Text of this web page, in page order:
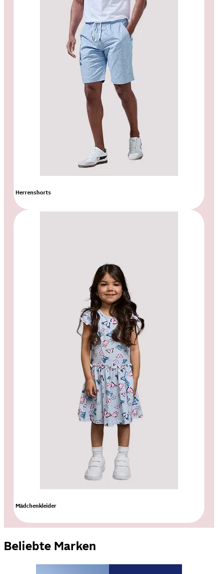
Herrenshorts
Mädchenkleider
Beliebte Marken